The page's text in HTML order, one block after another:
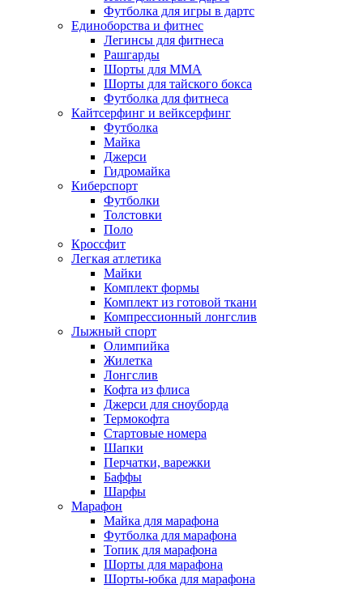
Футболка для игры в дартс
Единоборства и фитнес
Легинсы для фитнеса
Рашгарды
Шорты для MMA
Шорты для тайского бокса
Футболка для фитнеса
Кайтсерфинг и вейксерфинг
Футболка
Майка
Джерси
Гидромайка
Киберспорт
Футболки
Толстовки
Поло
Кроссфит
Легкая атлетика
Майки
Комплект формы
Комплект из готовой ткани
Компрессионный лонгслив
Лыжный спорт
Олимпийка
Жилетка
Лонгслив
Кофта из флиса
Джерси для сноуборда
Термокофта
Стартовые номера
Шапки
Перчатки, варежки
Баффы
Шарфы
Марафон
Майка для марафона
Футболка для марафона
Топик для марафона
Шорты для марафона
Шорты-юбка для марафона